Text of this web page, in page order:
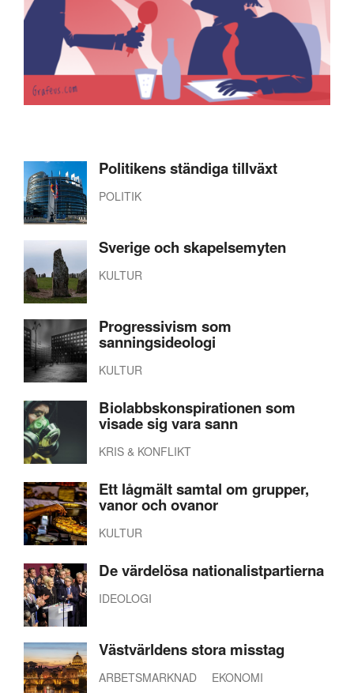
Politikens ständiga tillväxt
POLITIK
Sverige och skapelsemyten
KULTUR
Progressivism som
sanningsideologi
KULTUR
Biolabbskonspirationen som
visade sig vara sann
KRIS & KONFLIKT
Ett lågmält samtal om grupper,
vanor och ovanor
KULTUR
De värdelösa nationalistpartierna
IDEOLOGI
Västvärldens stora misstag
ARBETSMARKNAD EKONOMI